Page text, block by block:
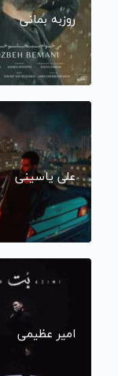
روزبه بمانی
علی یاسینی
امیر عظیمی